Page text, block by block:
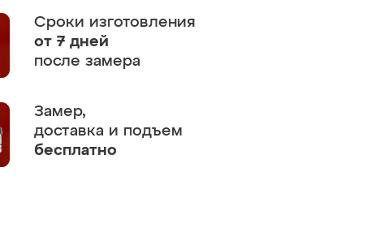
Сроки изготовления
от 7 дней
после замера
Замер,
доставка и подъем
бесплатно